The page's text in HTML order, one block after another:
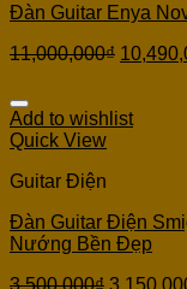
Đàn Guitar Enya
11,000,000₫
Add to wishlist
Quick View
Guitar Điện
Đàn Guitar Điện
Nướng Bền Đẹp
3,500,000₫